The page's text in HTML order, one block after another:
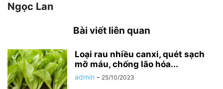
Ngọc Lan
Bài viết liên quan
Loại rau nhiều canxi, quét sạch
mỡ máu, chống lão hóa...
admin - 25/10/2023